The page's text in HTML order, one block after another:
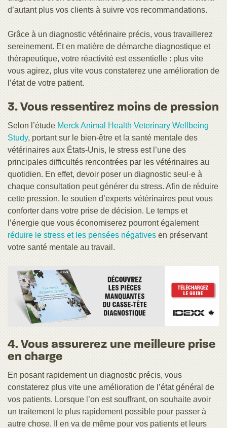
d’autant plus vos clients à suivre vos recommandations.
Grâce à un diagnostic vétérinaire précis, vous travaillerez
sereinement. Et en matière de démarche diagnostique et
thérapeutique, votre réactivité est essentielle : plus vite
vous agirez, plus vite vous constaterez une amélioration de
l’état de votre patient.
3. Vous ressentirez moins de pression
Selon l’étude Merck Animal Health Veterinary Wellbeing
Study, portant sur le bien-être et la santé mentale des
vétérinaires aux États-Unis, le stress est l’une des
principales difficultés rencontrées par les vétérinaires au
quotidien. En effet, devoir poser un diagnostic seul·e à
chaque consultation peut générer du stress. Afin de réduire
cette pression, le soutien d’experts vétérinaires peut vous
conforter dans votre prise de décision. Le temps et
l’énergie que vous économiserez pourront également
réduire le stress et les pensées négatives en préservant
votre santé mentale au travail.
4. Vous assurerez une meilleure prise
en charge
En posant rapidement un diagnostic précis, vous
constaterez plus vite une amélioration de l’état général de
vos patients. Lorsque l’on est souffrant, on souhaite avoir
un traitement le plus rapidement possible pour passer à
autre chose. Il en va de même pour vos patients et leurs